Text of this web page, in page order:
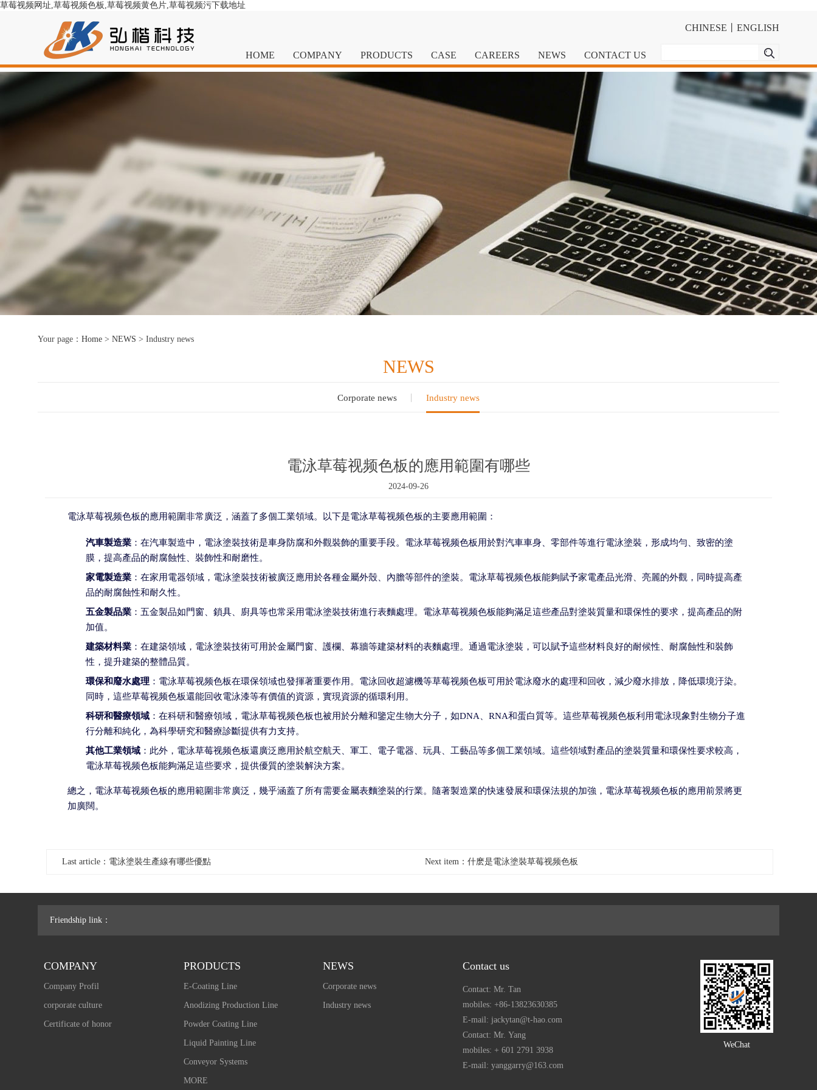
草莓视频网址,草莓视频色板,草莓视频黄色片,草莓视频污下载地址
HOME COMPANY PRODUCTS CASE CAREERS NEWS CONTACT US
CHINESE ENGLISH
Your page： Home > NEWS > Industry news
NEWS
Corporate news Industry news
電泳草莓视频色板的應用範圍有哪些
2024-09-26
電泳草莓视频色板的應用範圍非常廣泛，涵蓋了多個工業領域。以下是電泳草莓视频色板的主要應用範圍：
汽車製造業：在汽車製造中，電泳塗裝技術是車身防腐和外觀裝飾的重要手段。電泳草莓视频色板用於對汽車車身、零部件等進行電泳塗裝，形成均勻、致密的塗
膜，提高產品的耐腐蝕性、裝飾性和耐磨性。
家電製造業：在家用電器領域，電泳塗裝技術被廣泛應用於各種金屬外殼、內膽等部件的塗裝。電泳草莓视频色板能夠賦予家電產品光滑、亮麗的外觀，同時提高產
品的耐腐蝕性和耐久性。
五金製品業：五金製品如門窗、鎖具、廚具等也常采用電泳塗裝技術進行表麵處理。電泳草莓视频色板能夠滿足這些產品對塗裝質量和環保性的要求，提高產品的附
加值。
建築材料業：在建築領域，電泳塗裝技術可用於金屬門窗、護欄、幕牆等建築材料的表麵處理。通過電泳塗裝，可以賦予這些材料良好的耐候性、耐腐蝕性和裝飾
性，提升建築的整體品質。
環保和廢水處理：電泳草莓视频色板在環保領域也發揮著重要作用。電泳回收超濾機等草莓视频色板可用於電泳廢水的處理和回收，減少廢水排放，降低環境汙染。
同時，這些草莓视频色板還能回收電泳漆等有價值的資源，實現資源的循環利用。
科研和醫療領域：在科研和醫療領域，電泳草莓视频色板也被用於分離和鑒定生物大分子，如DNA、RNA和蛋白質等。這些草莓视频色板利用電泳現象對生物分子進
行分離和純化，為科學研究和醫療診斷提供有力支持。
其他工業領域：此外，電泳草莓视频色板還廣泛應用於航空航天、軍工、電子電器、玩具、工藝品等多個工業領域。這些領域對產品的塗裝質量和環保性要求較高，
電泳草莓视频色板能夠滿足這些要求，提供優質的塗裝解決方案。
總之，電泳草莓视频色板的應用範圍非常廣泛，幾乎涵蓋了所有需要金屬表麵塗裝的行業。隨著製造業的快速發展和環保法規的加強，電泳草莓视频色板的應用前景將更
加廣闊。
Last article：電泳塗裝生產線有哪些優點 Next item：什麽是電泳塗裝草莓视频色板
Friendship link：
COMPANY
Company Profil
corporate culture
Certificate of honor
PRODUCTS
E-Coating Line
Anodizing Production Line
Powder Coating Line
Liquid Painting Line
Conveyor Systems
MORE
NEWS
Corporate news
Industry news
Contact us
Contact: Mr. Tan
mobiles: +86-13823630385
E-mail: jackytan@t-hao.com
Contact: Mr. Yang
mobiles: + 601 2791 3938
E-mail: yanggarry@163.com
WeChat